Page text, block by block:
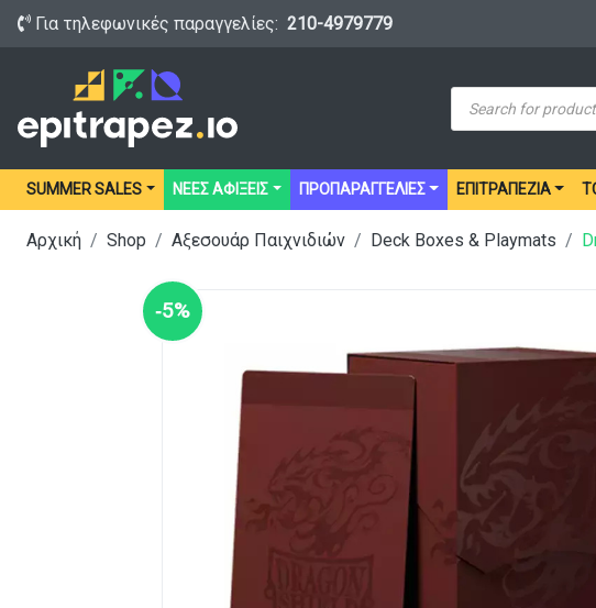
Για τηλεφωνικές παραγγελίες: 210-4979779
Products
search
SUMMER SALES ΝΕΕΣ ΑΦΙΞΕΙΣ ΠΡΟΠΑΡΑΓΓΕΛΙΕΣ ΕΠΙΤΡΑΠΈΖΙΑ
Αρχική Shop Αξεσουάρ Παιχνιδιών Deck Boxes & Playmats
‑5%